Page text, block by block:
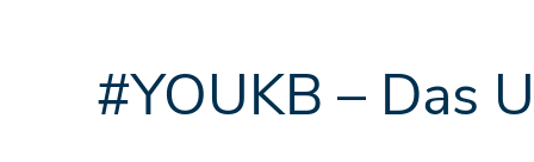
#YOUKB – Das